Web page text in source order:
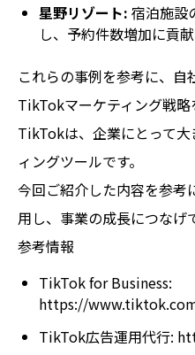
星野リゾート: 宿泊施設
し、予約件数増加に貢献
これらの事例を参考に、
TikTokマーケティング戦略
TikTokは、企業にとって
ィングツールです。
今回ご紹介した内容を参
用し、事業の成長につなげ
参考情報
TikTok for Business:
https://
TikTok広告運用代行: